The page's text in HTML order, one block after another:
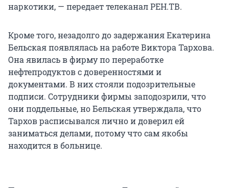
наркотики, — передает телеканал РЕН.ТВ.
Кроме того, незадолго до задержания Екатерина
Бельская появлялась на работе Виктора Тархова.
Она явилась в фирму по переработке
нефтепродуктов с доверенностями и
документами. В них стояли подозрительные
подписи. Сотрудники фирмы заподозрили, что
они поддельные, но Бельская утверждала, что
Тархов расписывался лично и доверил ей
заниматься делами, потому что сам якобы
находится в больнице.